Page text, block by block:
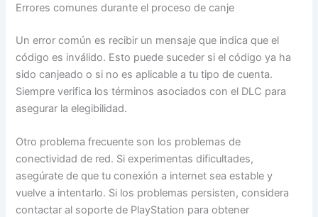
Errores comunes durante el proceso de canje
Un error común es recibir un mensaje que indica que el
código es inválido. Esto puede suceder si el código ya ha
sido canjeado o si no es aplicable a tu tipo de cuenta.
Siempre verifica los términos asociados con el DLC para
asegurar la elegibilidad.
Otro problema frecuente son los problemas de
conectividad de red. Si experimentas dificultades,
asegúrate de que tu conexión a internet sea estable y
vuelve a intentarlo. Si los problemas persisten, considera
contactar al soporte de PlayStation para obtener